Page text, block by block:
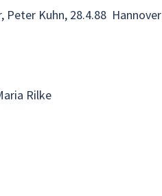
Peter Kuhn, 28.4.88 Hannover
Rilke